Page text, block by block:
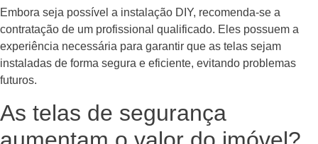
Embora seja possível a instalação DIY, recomenda-se a
contratação de um profissional qualificado. Eles possuem a
experiência necessária para garantir que as telas sejam
instaladas de forma segura e eficiente, evitando problemas
futuros.
As telas de segurança